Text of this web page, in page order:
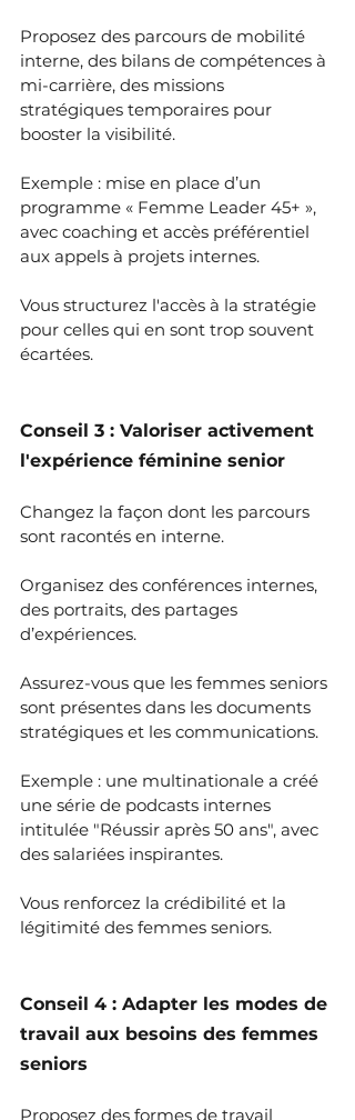
Proposez des parcours de mobilité
interne, des bilans de compétences à
mi-carrière, des missions
stratégiques temporaires pour
booster la visibilité.
Exemple : mise en place d’un
programme « Femme Leader 45+ »,
avec coaching et accès préférentiel
aux appels à projets internes.
Vous structurez l'accès à la stratégie
pour celles qui en sont trop souvent
écartées.
Conseil 3 : Valoriser activement
l'expérience féminine senior
Changez la façon dont les parcours
sont racontés en interne.
Organisez des conférences internes,
des portraits, des partages
d’expériences.
Assurez-vous que les femmes seniors
sont présentes dans les documents
stratégiques et les communications.
Exemple : une multinationale a créé
une série de podcasts internes
intitulée "Réussir après 50 ans", avec
des salariées inspirantes.
Vous renforcez la crédibilité et la
légitimité des femmes seniors.
Conseil 4 : Adapter les modes de
travail aux besoins des femmes
seniors
Proposez des formes de travail